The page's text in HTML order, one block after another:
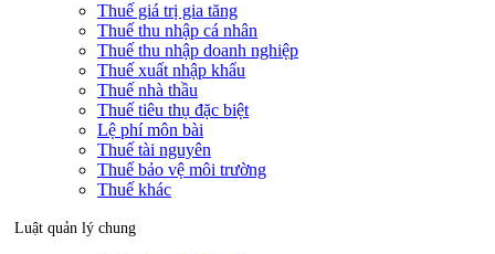
Thuế giá trị gia tăng
Thuế thu nhập cá nhân
Thuế thu nhập doanh nghiệp
Thuế xuất nhập khẩu
Thuế nhà thầu
Thuế tiêu thụ đặc biệt
Lệ phí môn bài
Thuế tài nguyên
Thuế bảo vệ môi trường
Thuế khác
Luật quản lý chung